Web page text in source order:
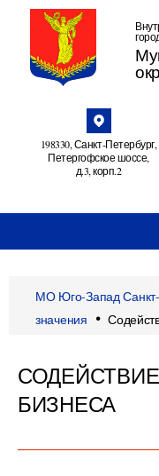
198330, Санкт-Петербург,
Петергофское шоссе,
д.3, корп.2
МО Юго-Запад
значения •
БИЗНЕСА